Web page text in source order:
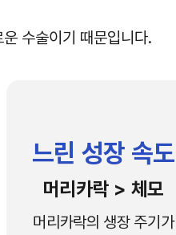
수술이기 때문입니다.
느린 성장 속도
머리카락 > 체모
머리카락의 생장 주기가